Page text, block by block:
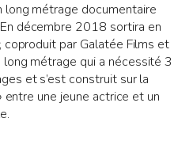
métrage documentaire
décembre 2018 sortira en
coproduit par Galatée Films et
métrage qui a nécessité 3
et s’est construit sur la
entre une jeune actrice et un